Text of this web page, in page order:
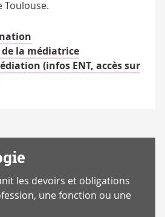
Toulouse.
la médiatrice
(infos ENT, accès sur
les devoirs et obligations
une fonction ou une